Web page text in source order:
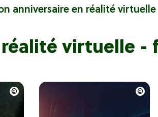
anniversaire en réalité
virtuelle -